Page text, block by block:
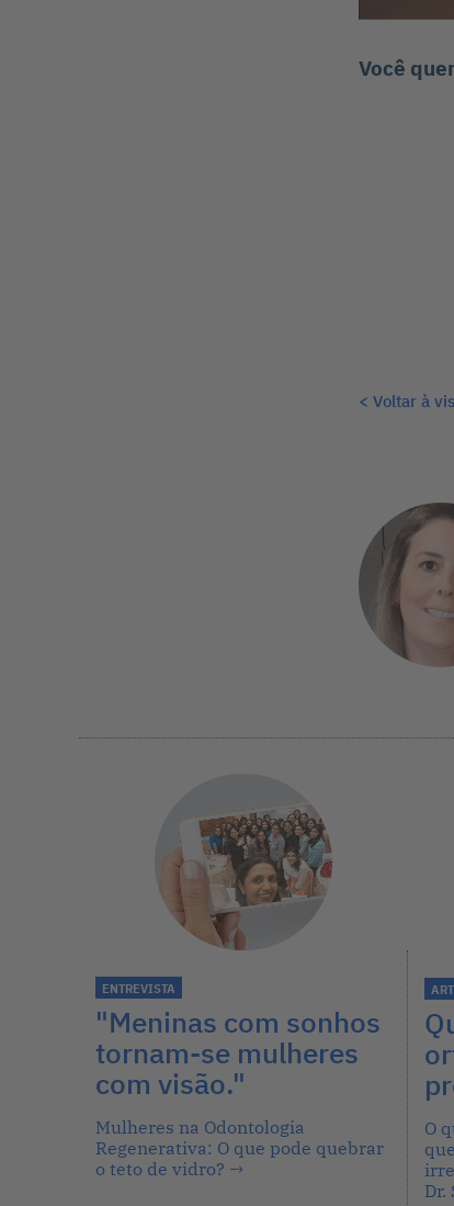
Você
< Voltar à
ENTREVISTA
"Meninas com sonhos
tornam-se mulheres
com visão."
Mulheres na Odontologia
Regenerativa: O que pode quebrar
o teto de vidro? →
O
Dr.